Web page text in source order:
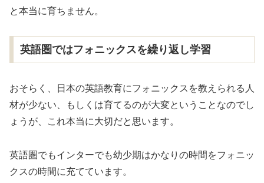
と本当に育ちません。
英語圏ではフォニックスを繰り返し学習
おそらく、日本の英語教育にフォニックスを教えられる人
材が少ない、もしくは育てるのが大変ということなのでし
ょうが、これ本当に大切だと思います。
英語圏でもインターでも幼少期はかなりの時間をフォニッ
クスの時間に充てています。